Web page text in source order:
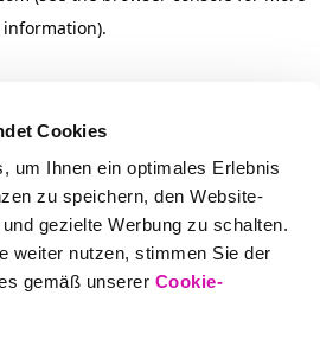
Cookies
um Ihnen ein optimales Erlebnis
zu speichern, den Website-
gezielte Werbung zu schalten.
weiter nutzen, stimmen Sie der
gemäß unserer Cookie-
information).